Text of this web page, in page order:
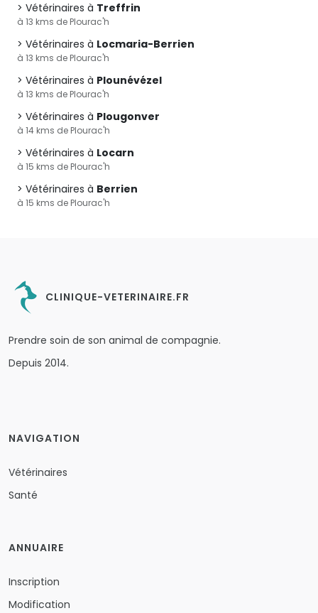
Vétérinaires à Treffrin
à 13 kms de Plourac'h
Vétérinaires à Locmaria-Berrien
à 13 kms de Plourac'h
Vétérinaires à Plounévézel
à 13 kms de Plourac'h
Vétérinaires à Plougonver
à 14 kms de Plourac'h
Vétérinaires à Locarn
à 15 kms de Plourac'h
Vétérinaires à Berrien
à 15 kms de Plourac'h
CLINIQUE-VETERINAIRE.FR
Prendre soin de son animal de compagnie.
Depuis 2014.
NAVIGATION
Vétérinaires
Santé
ANNUAIRE
Inscription
Modification